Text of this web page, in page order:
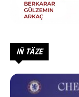
IŇ TÄZE